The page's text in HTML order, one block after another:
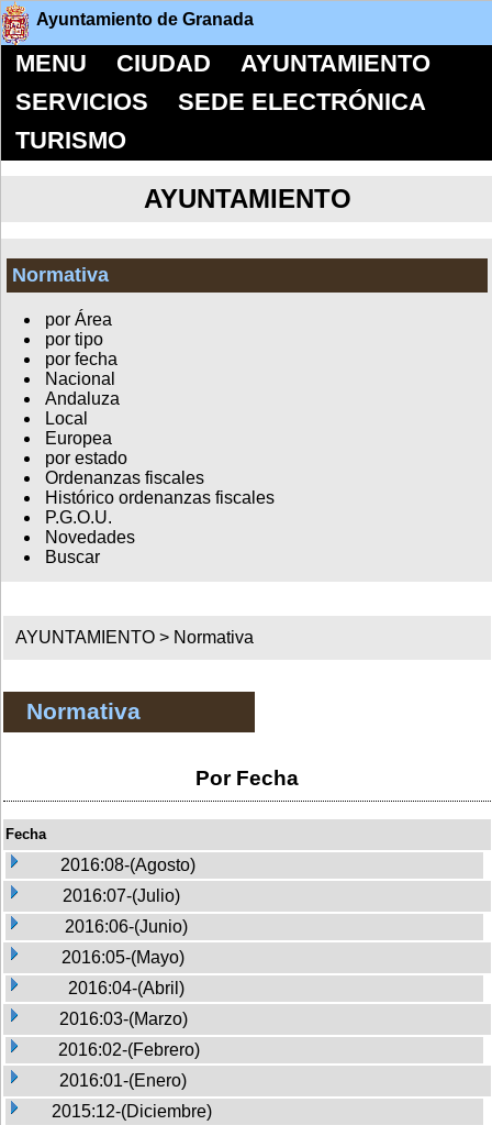
Ayuntamiento de Granada
MENU CIUDAD
AYUNTAMIENTO
SERVICIOS
SEDE ELECTRÓNICA
TURISMO
AYUNTAMIENTO
Normativa
por Área
por tipo
por fecha
Nacional
Andaluza
Local
Europea
por estado
Ordenanzas fiscales
Histórico ordenanzas fiscales
P.G.O.U.
Novedades
Buscar
AYUNTAMIENTO > Normativa
Normativa
Por Fecha
Fecha
2016:08-(Agosto)
2016:07-(Julio)
2016:06-(Junio)
2016:05-(Mayo)
2016:04-(Abril)
2016:03-(Marzo)
2016:02-(Febrero)
2016:01-(Enero)
2015:12-(Diciembre)